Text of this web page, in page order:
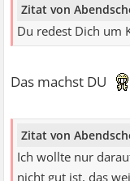
Zitat von
Du redest Dich um
Das machst DU
Zitat von
Ich wollte nur
nicht gut ist, das